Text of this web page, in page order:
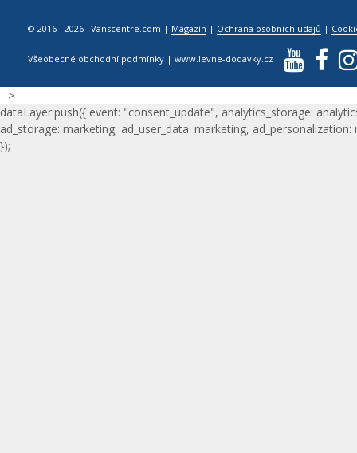
© 2016 - 2026 Vanscentre.com | Magazín | Ochrana osobních údajů |
Všeobecné obchodní podmínky |www.levne-dodavky.cz
-->
dataLayer.push({ event: "consent_update", analytics_storage:
ad_storage: marketing, ad_user_data: marketing, ad_personalization:
});